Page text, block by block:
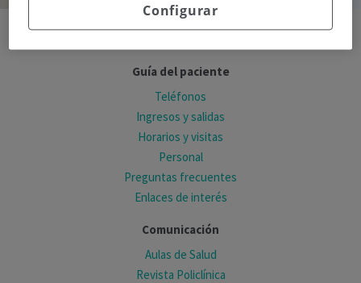
Guía del paciente
Teléfonos
Ingresos y salidas
Horarios y visitas
Personal
Preguntas frecuentes
Enlaces de interés
Comunicación
Aulas de Salud
Revista Policlínica
Configurar